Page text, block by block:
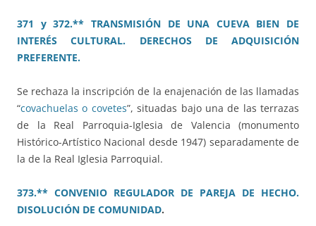
371 y 372.** TRANSMISIÓN DE UNA CUEVA BIEN DE
INTERÉS CULTURAL. DERECHOS DE ADQUISICIÓN
PREFERENTE.
Se rechaza la inscripción de la enajenación de las llamadas
“covachuelas o covetes”, situadas bajo una de las terrazas
de la Real Parroquia-Iglesia de Valencia (monumento
Histórico-Artístico Nacional desde 1947) separadamente de
la de la Real Iglesia Parroquial.
373.** CONVENIO REGULADOR DE PAREJA DE HECHO.
DISOLUCIÓN DE COMUNIDAD.